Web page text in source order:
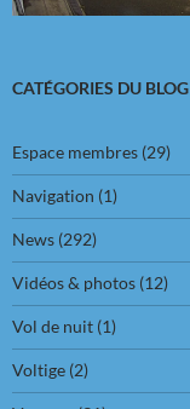
CATÉGORIES DU BLOG
Espace membres (29)
Navigation (1)
News (292)
Vidéos & photos (12)
Vol de nuit (1)
Voltige (2)